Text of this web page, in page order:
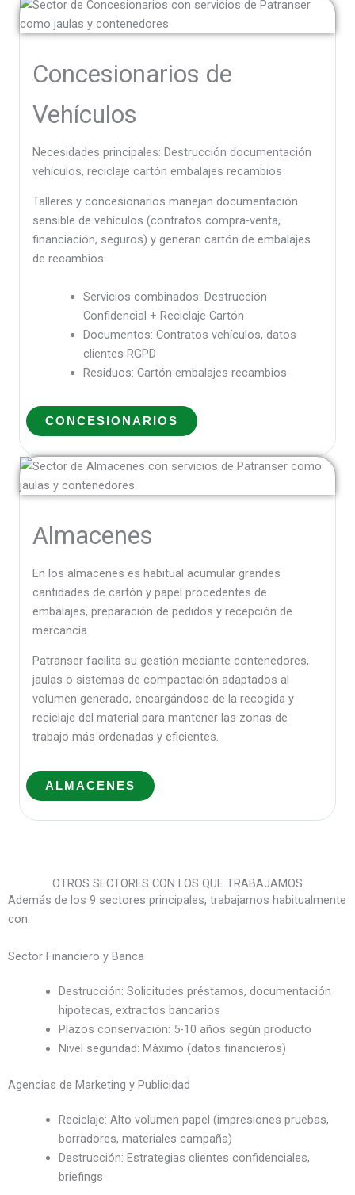
Concesionarios de
Vehículos
Necesidades principales: Destrucción documentación
vehículos, reciclaje cartón embalajes recambios
Talleres y concesionarios manejan documentación
sensible de vehículos (contratos compra-venta,
financiación, seguros) y generan cartón de embalajes
de recambios.
Servicios combinados: Destrucción
Confidencial + Reciclaje Cartón
Documentos: Contratos vehículos, datos
clientes RGPD
Residuos: Cartón embalajes recambios
CONCESIONARIOS
Almacenes
En los almacenes es habitual acumular grandes
cantidades de cartón y papel procedentes de
embalajes, preparación de pedidos y recepción de
mercancía.
Patranser facilita su gestión mediante contenedores,
jaulas o sistemas de compactación adaptados al
volumen generado, encargándose de la recogida y
reciclaje del material para mantener las zonas de
trabajo más ordenadas y eficientes.
ALMACENES
OTROS SECTORES CON LOS QUE TRABAJAMOS
Además de los 9 sectores principales, trabajamos habitualmente
con:
Sector Financiero y Banca
Destrucción: Solicitudes préstamos, documentación
hipotecas, extractos bancarios
Plazos conservación: 5-10 años según producto
Nivel seguridad: Máximo (datos financieros)
Agencias de Marketing y Publicidad
Reciclaje: Alto volumen papel (impresiones pruebas,
borradores, materiales campaña)
Destrucción: Estrategias clientes confidenciales,
briefings